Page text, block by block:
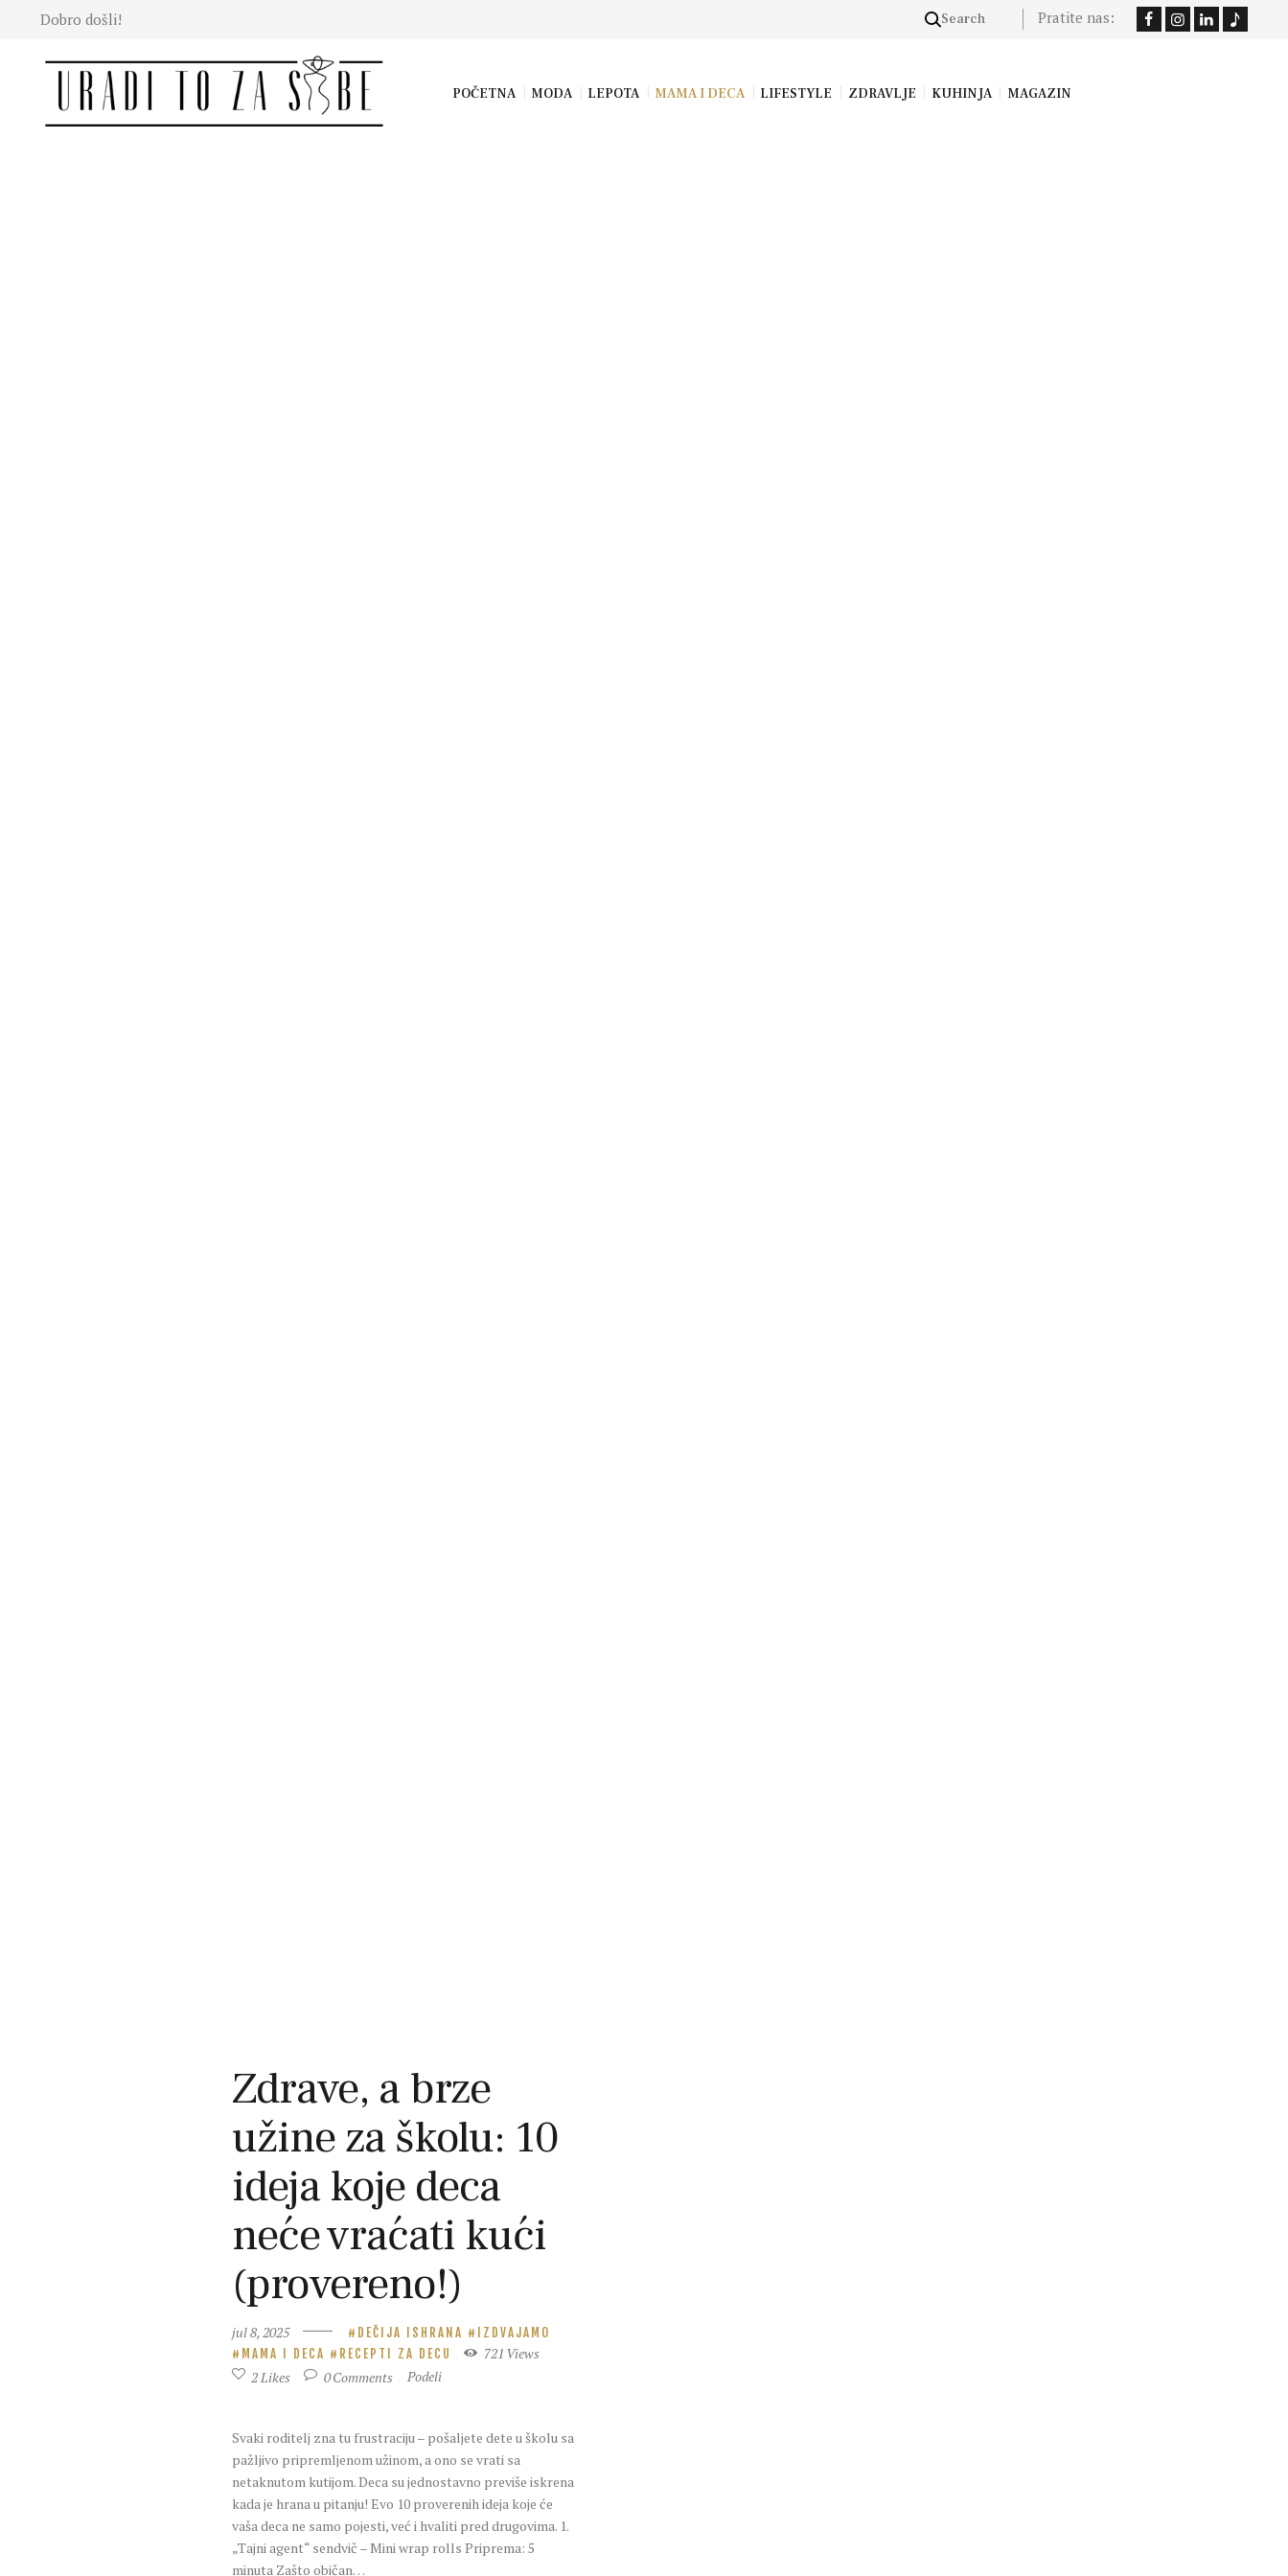
Dobro došli! Pratite nas:
POČETNA MODA LEPOTA MAMA I DECA LIFESTYLE ZDRAVLJE KUHINJA MAGAZIN
Moda
Mama i
deca
Zdrave, a brze
užine za školu: 10
ideja koje deca
neće vraćati kući
(provereno!)
jul 8, 2025 DEČIJA ISHRANA
IZDVAJAMO
MAMA I DECA
RECEPTI ZA DECU 721 Views
2 Likes 0Comments Podeli
Svaki roditelj zna tu frustraciju – pošaljete dete u školu sa
pažljivo pripremljenom užinom, a ono se vrati sa
netaknutom kutijom. Deca su jednostavno previše iskrena
kada je hrana u pitanju! Evo 10 proverenih ideja koje će
vaša deca ne samo pojesti, već i hvaliti pred drugovima. 1.
„Tajni agent“ sendvič – Mini wrap rolls Priprema: 5
minuta Zašto običan…